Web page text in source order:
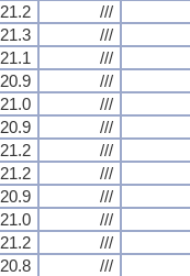
21.2 ///
21.3 ///
21.1 ///
20.9 ///
21.0 ///
20.9 ///
21.2 ///
21.2 ///
20.9 ///
21.0 ///
21.2 ///
20.8 ///